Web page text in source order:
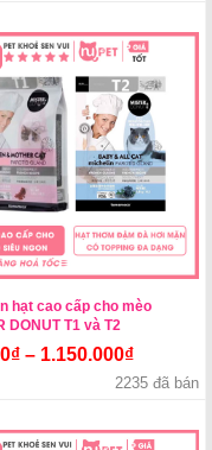
hạt cao cấp cho mèo
DONUT T1 và T2
₫ – 1.150.000₫
2235 đã bán